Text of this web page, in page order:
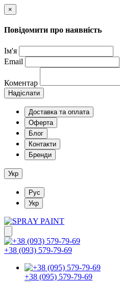
×
Повідомити про наявність
Ім'я
Email
Коментар
Надіслати
Доставка та оплата
Оферта
Блог
Контакти
Бренди
Укр
Рус
Укр
+38 (093) 579-79-69
+38 (095) 579-79-69